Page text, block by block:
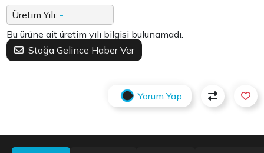
Üretim Yılı: -
Bu ürüne ait üretim yılı bilgisi bulunamadı.
Stoğa Gelince Haber Ver
Yorum Yap